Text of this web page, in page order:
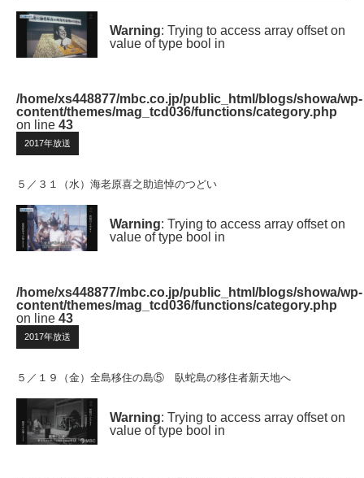
Warning: Trying to access array offset on
value of type bool in
/home/xs448877/mbc.co.jp/public_html/blogs/showa/wp-
content/themes/mag_tcd036/functions/category.php
on line 43
2017年放送
５／３１（水）海老原喜之助追悼のつどい
Warning: Trying to access array offset on
value of type bool in
/home/xs448877/mbc.co.jp/public_html/blogs/showa/wp-
content/themes/mag_tcd036/functions/category.php
on line 43
2017年放送
５／１９（金）全島移住の島⑤ 臥蛇島の移住者新天地へ
Warning: Trying to access array offset on
value of type bool in